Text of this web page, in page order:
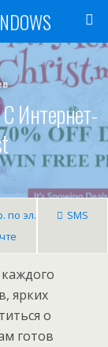
Интернет-
по эл.
SMS
ярких
о
готов